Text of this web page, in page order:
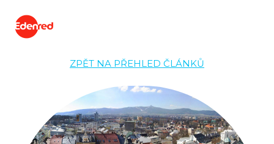
ZPĚT NA PŘEHLED ČLÁNKŮ